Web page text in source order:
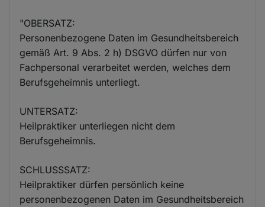
"OBERSATZ:
Personenbezogene Daten im Gesundheitsbereich
gemäß Art. 9 Abs. 2 h) DSGVO dürfen nur von
Fachpersonal verarbeitet werden, welches dem
Berufsgeheimnis unterliegt.
UNTERSATZ:
Heilpraktiker unterliegen nicht dem
Berufsgeheimnis.
SCHLUSSSATZ:
Heilpraktiker dürfen persönlich keine
personenbezogenen Daten im Gesundheitsbereich